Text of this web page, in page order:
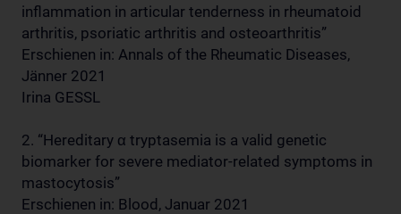
inflammation in articular tenderness in rheumatoid
arthritis, psoriatic arthritis and osteoarthritis”
Erschienen in: Annals of the Rheumatic Diseases,
Jänner 2021
Irina GESSL
2. “Hereditary α tryptasemia is a valid genetic
biomarker for severe mediator-related symptoms in
mastocytosis”
Erschienen in: Blood, Januar 2021